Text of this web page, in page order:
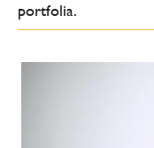
portfolia.